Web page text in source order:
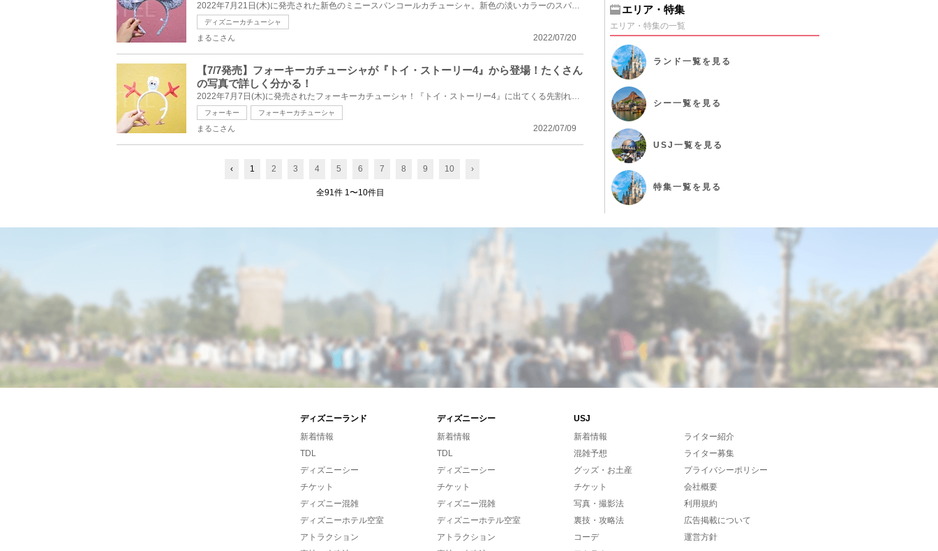
2022年7月21日(木)に発売された新色のミニースパンコールカチューシャ。新色の淡いカラーのスパンコール...
ディズニーカチューシャ
2022/07/20
まるこさん
【7/7発売】フォーキーカチューシャが『トイ・ストーリー4』から登場！たくさん
の写真で詳しく分かる！
2022年7月7日(木)に発売されたフォーキーカチューシャ！『トイ・ストーリー4』に出てくる先割れスプーン...
フォーキー フォーキーカチューシャ
2022/07/09
まるこさん
‹ 1 2 3 4 5 6 7 8 9 10 ›
全91件 1〜10件目
エリア・特集
エリア・特集の一覧
ランド 一覧を見る
シー一覧を見る
USJ 一覧を見る
特集一覧を見る
ディズニーランド ディズニーシー
USJ
新着情報
TDL
ディズニーシー
チケット
ディズニー混雑
ディズニーホテル空室
アトラクション
新着情報
TDL
ディズニーシー
チケット
ディズニー混雑
ディズニーホテル空室
アトラクション
新着情報
混雑予想
グッズ・お土産
チケット
写真・撮影法
裏技・攻略法
コーデ
ライター紹介
ライター募集
プライバシーポリシー
会社概要
利用規約
広告掲載について
運営方針